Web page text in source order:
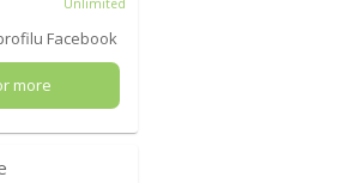
Unlimited
Facebook
more